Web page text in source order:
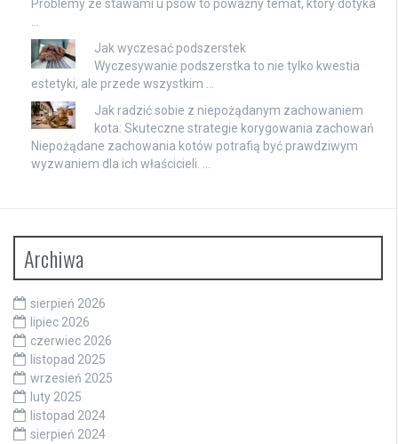
Problemy ze stawami u psów to poważny temat, który dotyka
Jak wyczesać podszerstek
Wyczesywanie podszerstka to nie tylko kwestia
estetyki, ale przede wszystkim …
Jak radzić sobie z niepożądanym zachowaniem
kota: Skuteczne strategie korygowania zachowań
Niepożądane zachowania kotów potrafią być prawdziwym
wyzwaniem dla ich właścicieli. …
Archiwa
sierpień 2026
lipiec 2026
czerwiec 2026
listopad 2025
wrzesień 2025
luty 2025
listopad 2024
sierpień 2024